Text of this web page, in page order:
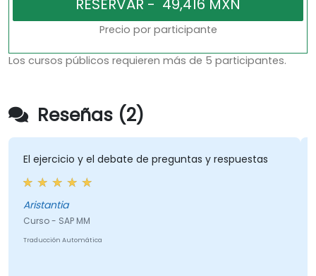
Precio por participante
Los cursos públicos requieren más de 5 participantes.
Reseñas (2)
y el debate de preguntas y respuestas
- SAP MM
Automática